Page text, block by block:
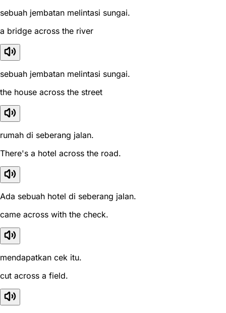
sebuah jembatan melintasi sungai.
a bridge across the river
sebuah jembatan melintasi sungai.
the house across the street
rumah di seberang jalan.
There's a hotel across the road.
Ada sebuah hotel di seberang jalan.
came across with the check.
mendapatkan cek itu.
cut across a field.